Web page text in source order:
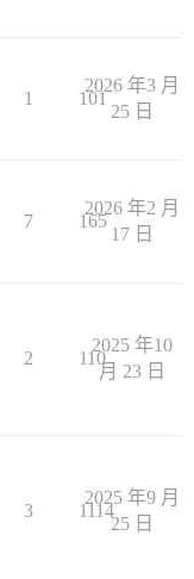
1 101
2026 年3 月
25 日
7 165
2026 年2 月
17 日
2 110
2025 年10
月 23 日
3 1114
2025 年9 月
25 日